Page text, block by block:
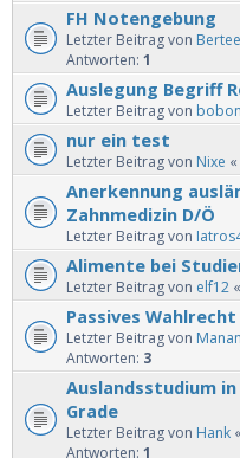
FH Notengebung
Letzter Beitrag von
Antworten: 1
Auslegung Begriff
Letzter Beitrag von
nur ein test
Letzter Beitrag von Nixe «
Anerkennung
Zahnmedizin D/Ö
Letzter Beitrag von
Alimente bei
Letzter Beitrag von elf12 «
Passives Wahlrecht
Letzter Beitrag von
Antworten: 3
Auslandsstudium in
Grade
Letzter Beitrag von Hank «
Antworten: 1